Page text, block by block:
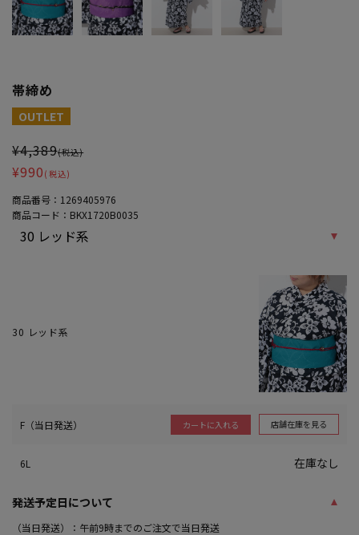
帯締め
大きいサイズ レディース 帯締め
OUTLET
¥4,389(税込)
¥990 (税込)
商品番号： 1269405976
商品コード： BKX1720B0035
30 レッド系
F（当日発送） カートに入れる 店舗在庫を見る
6L 在庫なし
発送予定日について
（当日発送）：午前9時までのご注文で当日発送